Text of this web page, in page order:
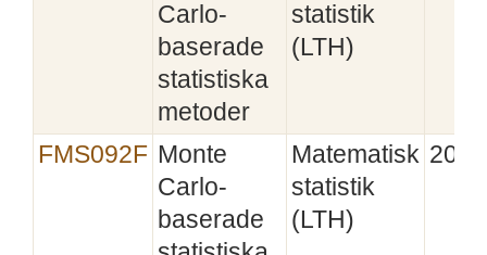
Carlo-
baserade
statistiska
metoder
statistik
(LTH)
FMS092F Monte
Carlo-
baserade
Matematisk
statistik
(LTH)